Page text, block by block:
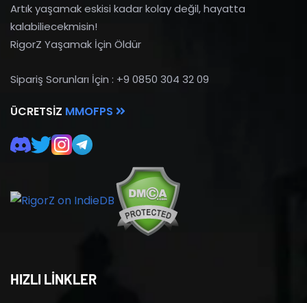
Artık yaşamak eskisi kadar kolay değil, hayatta
kalabiliecekmisin!
RigorZ Yaşamak İçin Öldür
Sipariş Sorunları İçin : +9 0850 304 32 09
ÜCRETSIZ MMOFPS
HIZLI LİNKLER